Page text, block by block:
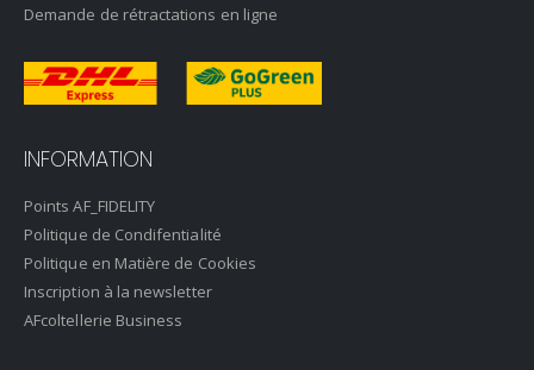
Demande de rétractations en ligne
INFORMATION
Points AF_FIDELITY
Politique de Condifentialité
Politique en Matière de Cookies
Inscription à la newsletter
AFcoltellerie Business